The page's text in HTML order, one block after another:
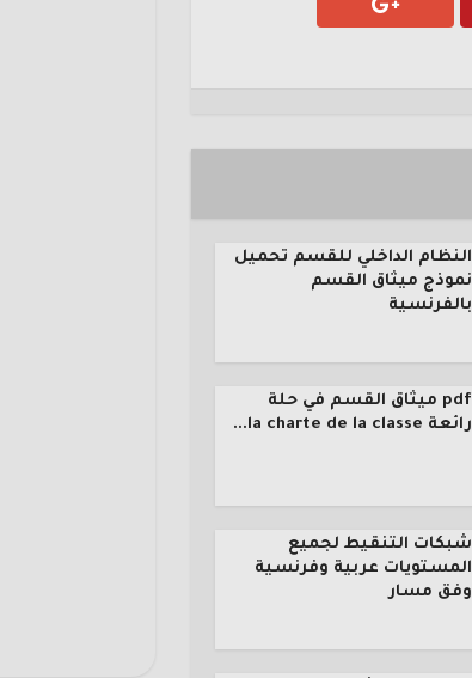
النظام الداخلي للقسم تحميل
نموذج ميثاق القسم
بالفرنسية
pdf ميثاق القسم في حلة
رائعة la charte de la classe...
شبكات التنقيط لجميع
المستويات عربية وفرنسية
وفق مسار